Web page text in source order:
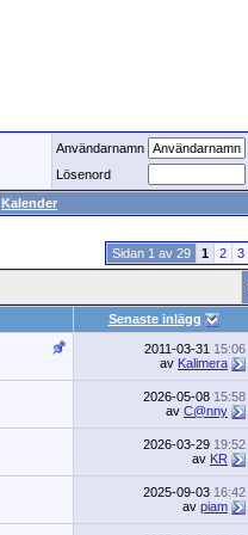
Användarnamn
Lösenord
Kalender
Sidan 1 av 29 1 2 3
Senaste inlägg
2011-03-31 15:06
av Kalimera
2026-05-08 15:58
av C@nny
2026-03-29 19:52
av KR
2025-09-03 16:42
av piam